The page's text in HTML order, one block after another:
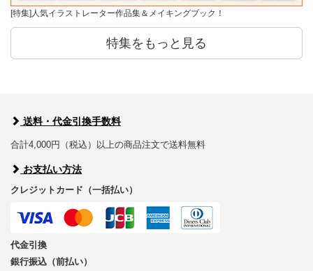
[特集]人気イラストレーター作品集＆メイキングブック！
特集をもっと見る
送料・代金引換手数料
合計4,000円（税込）以上の商品注文で送料無料
お支払い方法
クレジットカード（一括払い）
代金引換
銀行振込（前払い）